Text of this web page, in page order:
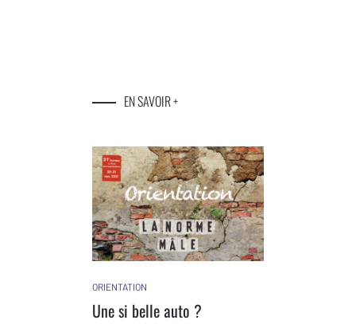
EN SAVOIR +
ORIENTATION
Une si belle auto ?